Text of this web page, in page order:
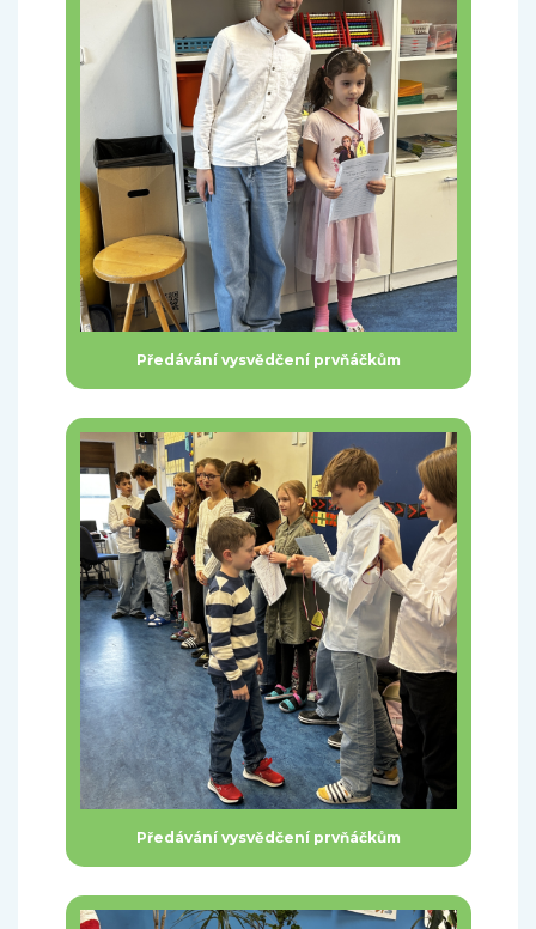
Předávání vysvědčení prvňáčkům
Předávání vysvědčení prvňáčkům